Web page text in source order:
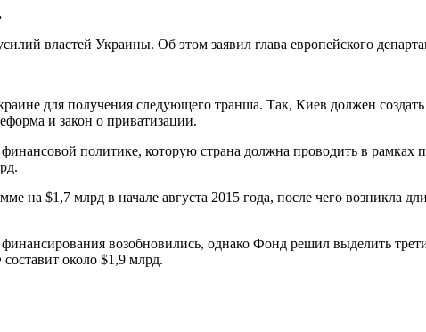
властей Украины. Об этом заявил глава европейского
для получения следующего транша. Так, Киев должен создать
и закон о приватизации.
политике, которую страна должна проводить в рамках
на $1,7 млрд в начале августа 2015 года, после чего возникла
возобновились, однако Фонд решил выделить
около $1,9 млрд.